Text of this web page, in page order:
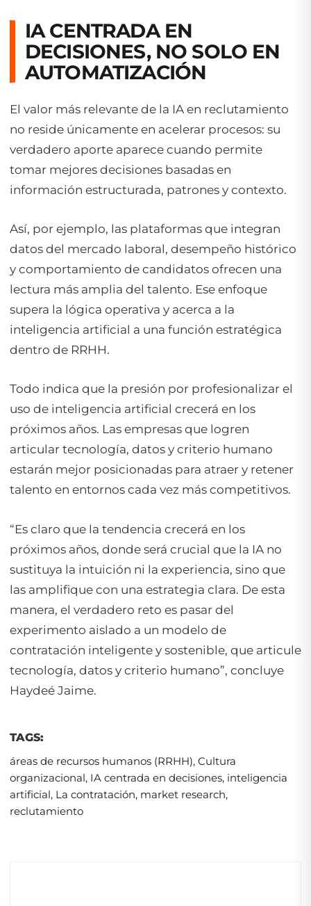
IA CENTRADA EN
DECISIONES, NO SOLO EN
AUTOMATIZACIÓN
El valor más relevante de la IA en reclutamiento
no reside únicamente en acelerar procesos: su
verdadero aporte aparece cuando permite
tomar mejores decisiones basadas en
información estructurada, patrones y contexto.
Así, por ejemplo, las plataformas que integran
datos del mercado laboral, desempeño histórico
y comportamiento de candidatos ofrecen una
lectura más amplia del talento. Ese enfoque
supera la lógica operativa y acerca a la
inteligencia artificial a una función estratégica
dentro de RRHH.
Todo indica que la presión por profesionalizar el
uso de inteligencia artificial crecerá en los
próximos años. Las empresas que logren
articular tecnología, datos y criterio humano
estarán mejor posicionadas para atraer y retener
talento en entornos cada vez más competitivos.
“Es claro que la tendencia crecerá en los
próximos años, donde será crucial que la IA no
sustituya la intuición ni la experiencia, sino que
las amplifique con una estrategia clara. De esta
manera, el verdadero reto es pasar del
experimento aislado a un modelo de
contratación inteligente y sostenible, que articule
tecnología, datos y criterio humano”, concluye
Haydeé Jaime.
TAGS:
áreas de recursos humanos (RRHH), Cultura
organizacional, IA centrada en decisiones, inteligencia
artificial, La contratación, market research,
reclutamiento